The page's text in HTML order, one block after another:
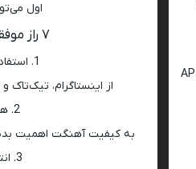
اول
۷ راز موفقیت خواننده‌های تازه‌کار در ایران:
1. استفاده هوشمندانه از شبکه‌های اجتماعی
از اینستاگرام،
2. همکاری با موزیسین‌های حرفه‌ای
به کیفیت آهنگت اهمیت
3. انتشار موزیک در سایت‌های معتبر